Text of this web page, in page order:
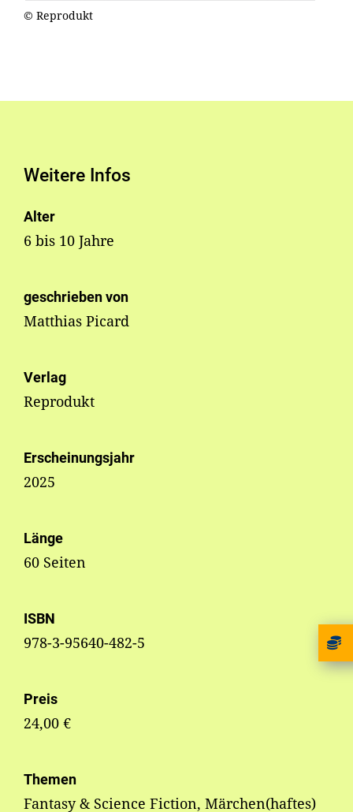
© Reprodukt
Weitere Infos
Alter
6 bis 10 Jahre
geschrieben von
Matthias Picard
Verlag
Reprodukt
Erscheinungsjahr
2025
Länge
60 Seiten
ISBN
978-3-95640-482-5
Preis
24,00 €
Themen
Fantasy & Science Fiction, Märchen(haftes)